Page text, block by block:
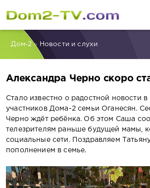
Дом-2» Новости и слухи
Александра Черно скоро
Стало известно о радостной новости
участников Дома-2 семьи Оганесян.
Черно ждёт ребёнка. Об этом Саша
телезрителям раньше будущей мамы,
социальные сети. Поздравляем
пополнением в семье.